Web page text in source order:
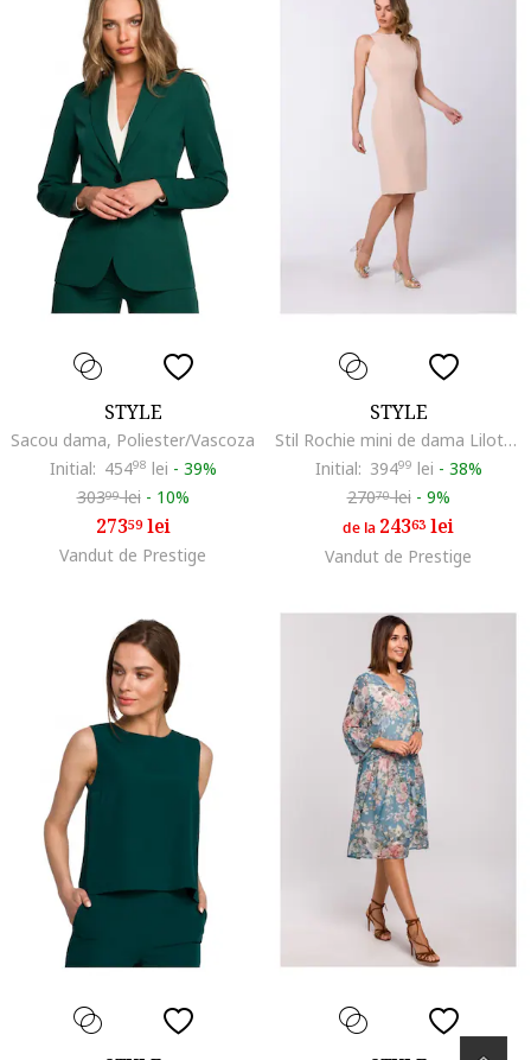
STYLE
Sacou dama, Poliester/Vascoza
Initial: 45498 lei - 39%
30399lei - 10%
27359lei
Vandut de Prestige
STYLE
Stil Rochie mini de dama Lilott S342 bej, Bej
Initial: 39499 lei - 38%
27070lei - 9%
de la 24363lei
Vandut de Prestige